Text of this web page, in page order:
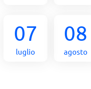
07
luglio
08
agosto